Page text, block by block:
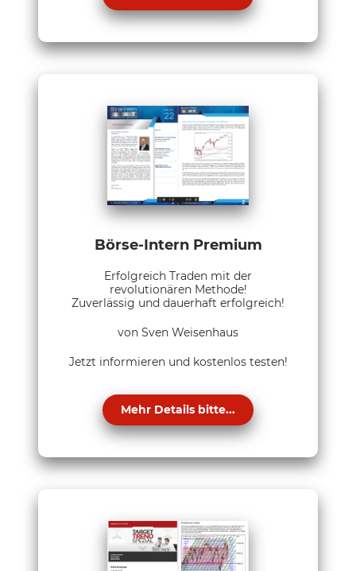
Börse-Intern Premium
Erfolgreich Traden mit der
revolutionären Methode!
Zuverlässig und dauerhaft erfolgreich!
von Sven Weisenhaus
Jetzt informieren und kostenlos testen!
Mehr Details bitte...